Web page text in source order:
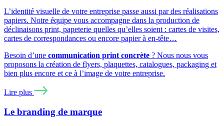
L’identité visuelle de votre entreprise passe aussi par des réalisations
papiers. Notre équipe vous accompagne dans la production de
déclinaisons print, papeterie quelles qu’elles soient : cartes de visites,
cartes de correspondances ou encore papier à en-tête…
Besoin d’une communication print concrète ? Nous nous vous
proposons la création de flyers, plaquettes, catalogues, packaging et
bien plus encore et ce à l’image de votre entreprise.
Lire plus
Le branding de marque